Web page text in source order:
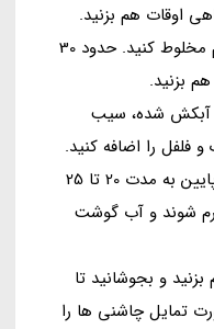
سیر، رزماری و فلفل قرمز را با هم مخلوط کنید. حدود 30
بزنید.
آبکش شده، سیب
فلفل را اضافه کنید.
روی حرارت میانه یا میانه رو به پایین به مدت 20 تا 25
شوند و آب گوشت
و بجوشانید تا
تمایل چاشنی ها را